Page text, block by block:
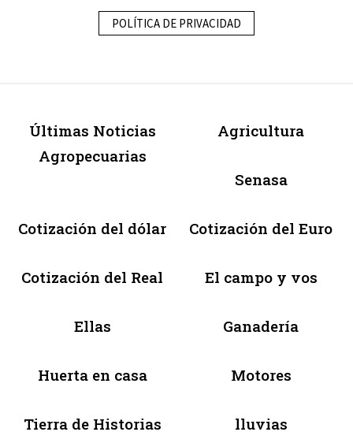
POLÍTICA DE PRIVACIDAD
Últimas Noticias
Agropecuarias
Agricultura
Senasa
Cotización del dólar Cotización del Euro
Cotización del Real El campo y vos
Ellas Ganadería
Huerta en casa Motores
Tierra de Historias lluvias